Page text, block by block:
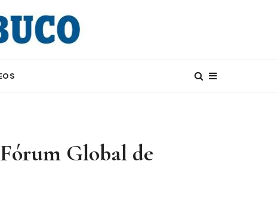
Global de